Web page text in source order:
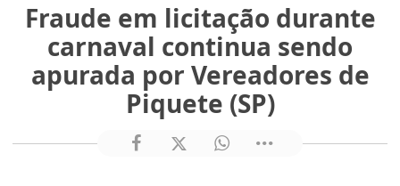
Fraude em licitação durante
carnaval continua sendo
apurada por Vereadores de
Piquete (SP)